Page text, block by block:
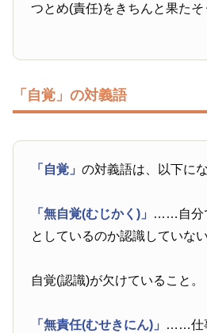
つとめ(責任)をきちんと果たそ
「自覚」の対義語
「自覚」の対義語は、以下に
「無自覚(むじかく)」 ……自分
としているのか認識していない
自覚(認識)が欠けていること。
「無責任(むせきにん)」 ……仕